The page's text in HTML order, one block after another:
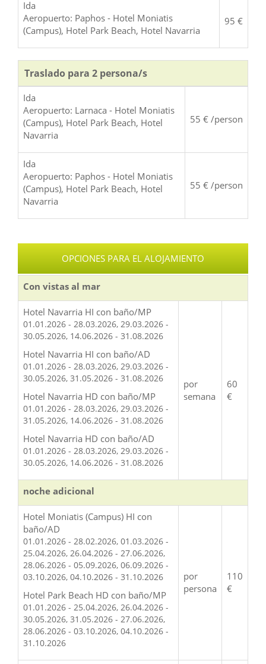
Ida
Aeropuerto: Paphos - Hotel Moniatis
(Campus), Hotel Park Beach, Hotel Navarria
95 €
Traslado para 2 persona/s
Ida
Aeropuerto: Larnaca - Hotel Moniatis
(Campus), Hotel Park Beach, Hotel
Navarria
55 € /person
Ida
Aeropuerto: Paphos - Hotel Moniatis
(Campus), Hotel Park Beach, Hotel
Navarria
55 € /person
OPCIONES PARA EL ALOJAMIENTO
Con vistas al mar
Hotel Navarria HI con baño/MP
01.01.2026 - 28.03.2026, 29.03.2026 -
30.05.2026, 14.06.2026 - 31.08.2026
Hotel Navarria HI con baño/AD
01.01.2026 - 28.03.2026, 29.03.2026 -
30.05.2026, 31.05.2026 - 31.08.2026
Hotel Navarria HD con baño/MP
01.01.2026 - 28.03.2026, 29.03.2026 -
31.05.2026, 14.06.2026 - 31.08.2026
Hotel Navarria HD con baño/AD
01.01.2026 - 28.03.2026, 29.03.2026 -
30.05.2026, 14.06.2026 - 31.08.2026
por
semana
60
€
noche adicional
Hotel Moniatis (Campus) HI con
baño/AD
01.01.2026 - 28.02.2026, 01.03.2026 -
25.04.2026, 26.04.2026 - 27.06.2026,
28.06.2026 - 05.09.2026, 06.09.2026 -
03.10.2026, 04.10.2026 - 31.10.2026
Hotel Park Beach HD con baño/MP
01.01.2026 - 25.04.2026, 26.04.2026 -
30.05.2026, 31.05.2026 - 27.06.2026,
28.06.2026 - 03.10.2026, 04.10.2026 -
31.10.2026
por
persona
110
€